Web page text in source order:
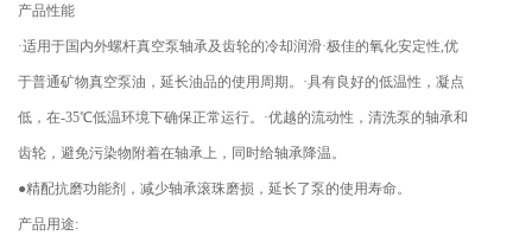
产品性能
·适用于国内外螺杆真空泵轴承及齿轮的冷却润滑·极佳的氧化安定性,优
于普通矿物真空泵油，延长油品的使用周期。·具有良好的低温性，凝点
低，在-35℃低温环境下确保正常运行。·优越的流动性，清洗泵的轴承和
齿轮，避免污染物附着在轴承上，同时给轴承降温。
●精配抗磨功能剂，减少轴承滚珠磨损，延长了泵的使用寿命。
产品用途: